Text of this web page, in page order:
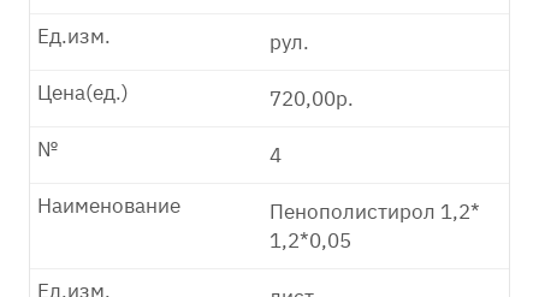
рул.
Ед.изм.
720,00р.
Цена(ед.)
4
№
Пенополистирол 1,2*
1,2*0,05
Наименование
Ед.изм.